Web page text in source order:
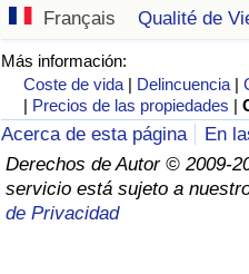
Français
Qualité de
Más información:
Coste de vida | Delincuencia |
| Precios de las propiedades |
Acerca de esta página
En
Derechos de Autor © 2009-
servicio está sujeto a
de Privacidad
Índice de Criminalidad
Índice de criminalidad por
Sanidad
Índice de Sanidad (Actual)